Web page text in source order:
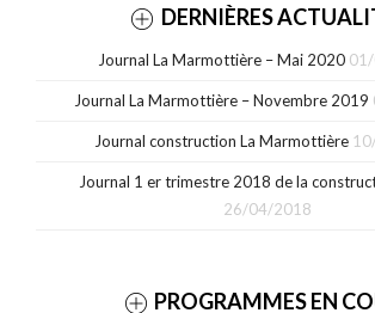
DERNIÈRES
Journal La Marmottière – Mai 2020
Journal La Marmottière – Novembre 2019
Journal construction La Marmottière
Journal 1 er trimestre 2018 de la
26/04/2018
PROGRAMMES EN